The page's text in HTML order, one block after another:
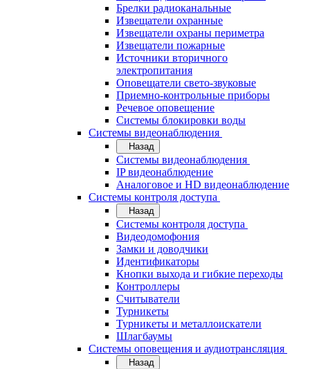
Брелки радиоканальные
Извещатели охранные
Извещатели охраны периметра
Извещатели пожарные
Источники вторичного
электропитания
Оповещатели свето-звуковые
Приемно-контрольные приборы
Речевое оповещение
Системы блокировки воды
Системы видеонаблюдения
Назад
Системы видеонаблюдения
IP видеонаблюдение
Аналоговое и HD видеонаблюдение
Системы контроля доступа
Назад
Системы контроля доступа
Видеодомофония
Замки и доводчики
Идентификаторы
Кнопки выхода и гибкие переходы
Контроллеры
Считыватели
Турникеты
Турникеты и металлоискатели
Шлагбаумы
Системы оповещения и аудиотрансляция
Назад